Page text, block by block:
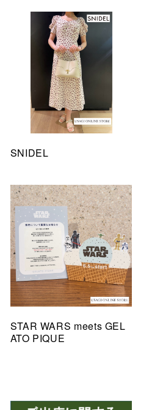
SNIDEL
STAR WARS meets GEL
ATO PIQUE